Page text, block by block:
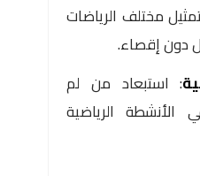
مختلف الرياضات
دون إقصاء.
: استبعاد من لم
الرياضية